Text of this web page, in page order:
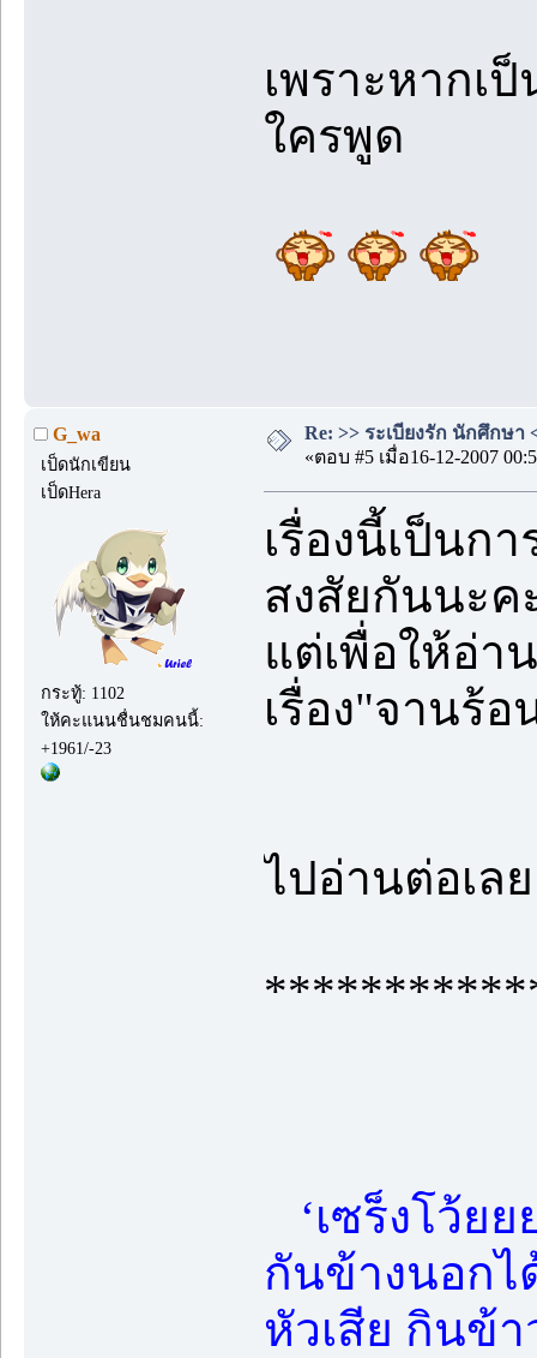
เพราะหากเ
ใครพูด
G_wa
เป็ดนักเขียน
เป็ดHera
กระทู้: 1102
ให้คะแนนชื่นชมคนนี้:
+1961/-23
Re: >> ระเบียงรัก นักศึกษา
«ตอบ #5 เมื่อ16-12-2007
เรื่องนี้เป็นก
สงสัยกันนะค
แต่เพื่อให้อ่า
เรื่อง"จานร้
ไปอ่านต่อเล
‘เซร็งโว้ย
กันข้างนอกไ
หัวเสีย กินข้